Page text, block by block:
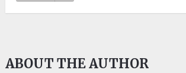
ABOUT THE AUTHOR